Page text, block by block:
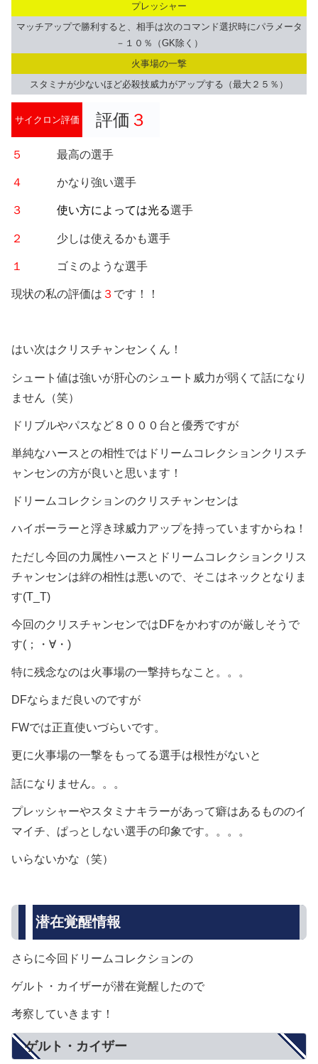
プレッシャー
マッチアップで勝利すると、相手は次のコマンド選択時にパラメータ
－１０％（GK除く）
火事場の一撃
スタミナが少ないほど必殺技威力がアップする（最大２５％）
サイクロン評価 評価 ３
５ 最高の選手
４ かなり強い選手
３ 使い方によっては光る選手
２ 少しは使えるかも選手
１ ゴミのような選手
現状の私の評価は ３ です！！
はい次はクリスチャンセンくん！
シュート値は強いが肝心のシュート威力が弱くて話になり
ません（笑）
ドリブルやパスなど８０００台と優秀ですが
単純なハースとの相性ではドリームコレクションクリスチ
ャンセンの方が良いと思います！
ドリームコレクションのクリスチャンセンは
ハイボーラーと浮き球威力アップを持っていますからね！
ただし今回の力属性ハースとドリームコレクションクリス
チャンセンは絆の相性は悪いので、そこはネックとなりま
す(T_T)
今回のクリスチャンセンではDFをかわすのが厳しそうで
す(；・∀・)
特に残念なのは火事場の一撃持ちなこと。。。
DFならまだ良いのですが
FWでは正直使いづらいです。
更に火事場の一撃をもってる選手は根性がないと
話になりません。。。
プレッシャーやスタミナキラーがあって癖はあるもののイ
マイチ、ぱっとしない選手の印象です。。。。
いらないかな（笑）
潜在覚醒情報
さらに今回ドリームコレクションの
ゲルト・カイザーが潜在覚醒したので
考察していきます！
ゲルト・カイザー